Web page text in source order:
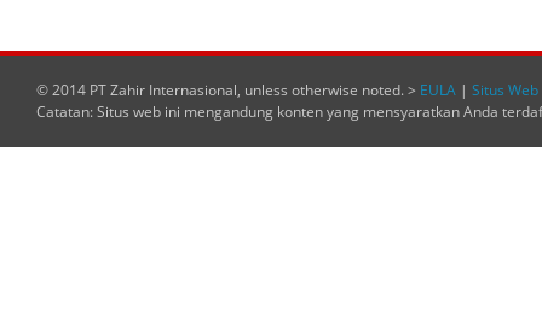
© 2014 PT Zahir Internasional, unless otherwise noted. > EULA | Situs
Catatan: Situs web ini mengandung konten yang mensyaratkan Anda